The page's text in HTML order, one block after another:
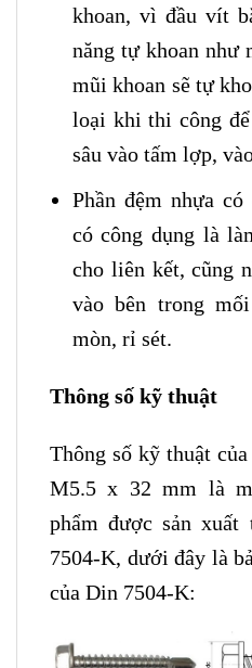
khoan, vì đầu vít
năng tự khoan như
mũi khoan sẽ tự
loại khi thi công
sâu vào tấm lợp,
Phần đệm nhựa
có công dụng là
cho liên kết, cũng
vào bên trong
mòn, rỉ sét.
Thông số kỹ thuật
Thông số kỹ thuật
M5.5 x 32 mm là
phẩm được sản xuất
7504-K, dưới đây là
của Din 7504-K: